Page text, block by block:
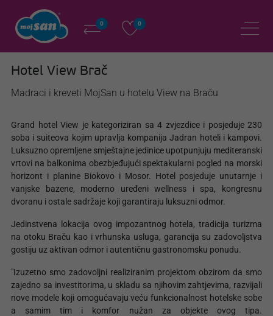
0 0
Hotel View Brač
Madraci i kreveti MojSan u hotelu View na Braču
Grand hotel View je kategoriziran sa 4 zvjezdice i posjeduje 230
soba i suiteova kojim upravlja kompanija Jadran hoteli i kampovi.
Luksuzno opremljene smještajne jedinice upotpunjuju mediteranski
vrtovi na balkonima obezbjeđujući spektakularni pogled na morski
horizont i planine Biokovo i Mosor. Hotel posjeduje unutarnje i
vanjske bazene, moderno uređeni wellness i spa, kongresnu
dvoranu i ostale sadržaje koji garantiraju luksuzni odmor.
Jedinstvena lokacija ovog impozantnog hotela, tradicija turizma
na otoku Braču kao i vrhunska usluga, garancija su zadovoljstva
gostiju uz aktivan odmor i autentičnu gastronomsku ponudu.
"Izuzetno smo zadovoljni realiziranim projektom obzirom da smo
zajedno sa investitorima, u skladu sa njihovim zahtjevima, razvijali
nove modele koji omogućavaju veću funkcionalnost hotelske sobe
a samim tim i komfor nužan za objekte ovog tipa.